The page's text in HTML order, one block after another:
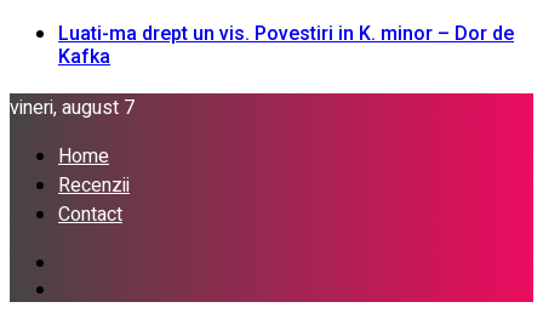
Luati-ma drept un vis. Povestiri in K. minor – Dor de
Kafka
vineri, august 7
Home
Recenzii
Contact